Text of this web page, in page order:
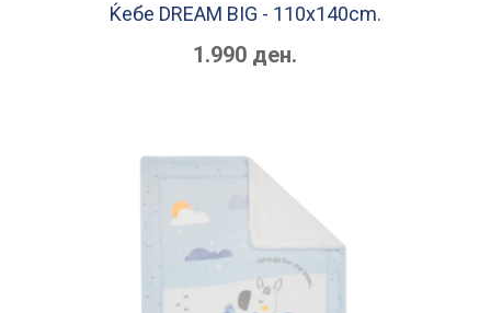
Ќебе DREAM BIG - 110x140cm.
1.990 ден.